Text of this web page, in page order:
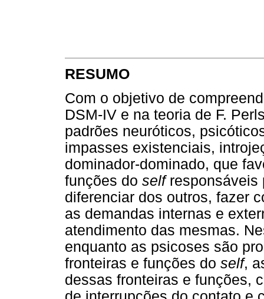
RESUMO
Com o objetivo de
DSM-IV e na teoria de F.
padrões neuróticos,
impasses existenciais,
dominador-dominado, que
funções do selfresponsáveis
diferenciar dos outros, fazer
as demandas internas e
atendimento das mesmas.
enquanto as psicoses são
fronteiras e funções do self,
dessas fronteiras e funções,